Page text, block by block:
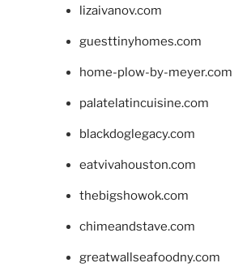
lizaivanov.com
guesttinyhomes.com
home-plow-by-meyer.com
palatelatincuisine.com
blackdoglegacy.com
eatvivahouston.com
thebigshowok.com
chimeandstave.com
greatwallseafoodny.com